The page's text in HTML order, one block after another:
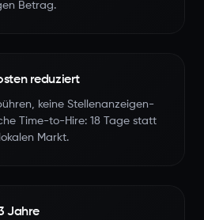
Betrag.
reduziert
keine Stellenanzeigen-
Time-to-Hire: 18 Tage statt
Markt.
Jahre